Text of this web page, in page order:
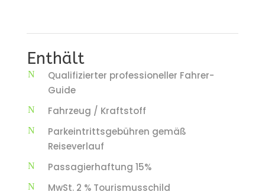
Enthält
Qualifizierter professioneller Fahrer-
Guide
Fahrzeug / Kraftstoff
Parkeintrittsgebühren gemäß
Reiseverlauf
Passagierhaftung 15%
MwSt. 2 % Tourismusschild